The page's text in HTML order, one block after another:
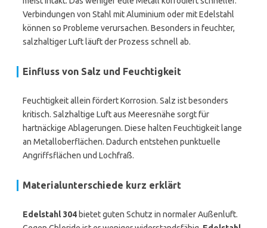
Verbindungen von Stahl mit Aluminium oder mit Edelstahl
können so Probleme verursachen. Besonders in feuchter,
salzhaltiger Luft läuft der Prozess schnell ab.
Einfluss von Salz und Feuchtigkeit
Feuchtigkeit allein fördert Korrosion. Salz ist besonders
kritisch. Salzhaltige Luft aus Meeresnähe sorgt für
hartnäckige Ablagerungen. Diese halten Feuchtigkeit lange
an Metalloberflächen. Dadurch entstehen punktuelle
Angriffsflächen und Lochfraß.
Materialunterschiede kurz erklärt
Edelstahl 304 bietet guten Schutz in normaler Außenluft.